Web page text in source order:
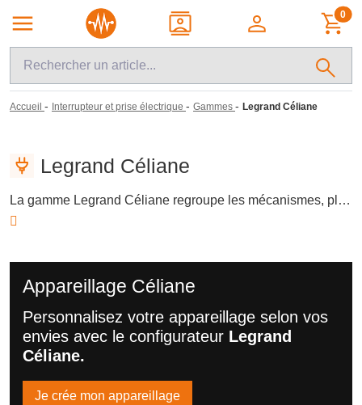
0
Accueil - Interrupteur et prise électrique - Gammes - Legrand Céliane
Legrand Céliane
La gamme Legrand Céliane regroupe les mécanismes, plaques et finitions destinés à composer ou rénover un appareillage mural cohérent pour interrupteurs et prises. Elle permet d’associer les fonctions électriques courantes à des enjoliveurs et supports adaptés, avec une logique de choix par mécanisme, finition et configuration d’installation.
Appareillage Céliane
Personnalisez votre appareillage selon vos
envies avec le configurateur Legrand
Céliane.
Je crée mon appareillage